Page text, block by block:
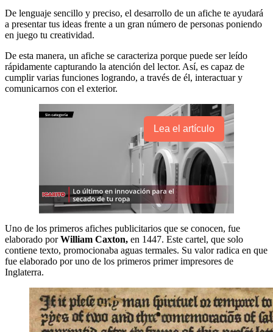
De lenguaje sencillo y preciso, el desarrollo de un afiche te ayudará
a presentar tus ideas frente a un gran número de personas poniendo
en juego tu creatividad.
De esta manera, un afiche se caracteriza porque puede ser leído
rápidamente capturando la atención del lector. Así, es capaz de
cumplir varias funciones logrando, a través de él, interactuar y
comunicarnos con el exterior.
Lea el artículo
Uno de los primeros afiches publicitarios que se conocen, fue
elaborado porWilliam Caxton, en 1447. Este cartel, que solo
contiene texto, promocionaba aguas termales. Su valor radica en que
fue elaborado por uno de los primeros primer impresores de
Inglaterra.